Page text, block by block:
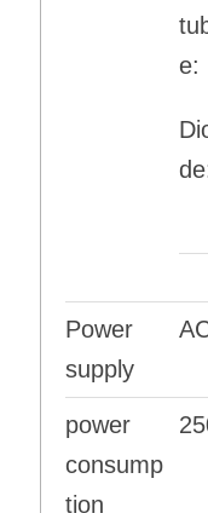
e:
Power
supply
power
consump
tion